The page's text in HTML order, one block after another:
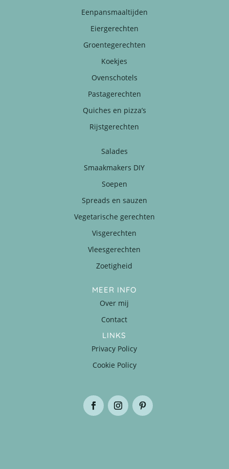
Eenpansmaaltijden
Eiergerechten
Groentegerechten
Koekjes
Ovenschotels
Pastagerechten
Quiches en pizza’s
Rijstgerechten
Salades
Smaakmakers DIY
Soepen
Spreads en sauzen
Vegetarische gerechten
Visgerechten
Vleesgerechten
Zoetigheid
MEER INFO
Over mij
Contact
LINKS
Privacy Policy
Cookie Policy